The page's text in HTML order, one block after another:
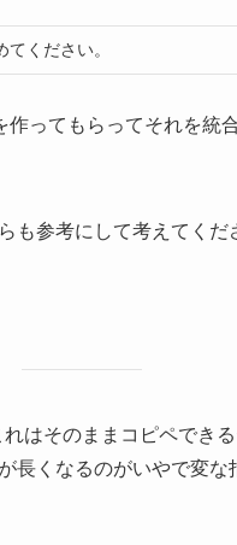
ください。
ってもらってそれを統
も参考にして考えてくだ
はそのままコピペでき
長くなるのがいやで変な